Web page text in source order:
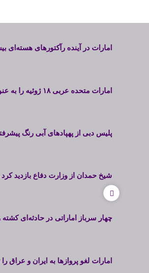
امارات در آینده رآکتورهای هسته‌ای
امارات متحده عربی ۱۸ ژوئیه را به عنوان روز تعهد اتحاد اعلام کرد
پلیس دبی از پهپادهای آبی رنگ
شیخ حمدان از وزارت دفاع بازدید
چهار سرباز اماراتی در حادثه‌ای کشته و ۹ نفر دیگر زخمی
امارات لغو پروازها به ایران و عراق را تا ۲۳ اکتبر